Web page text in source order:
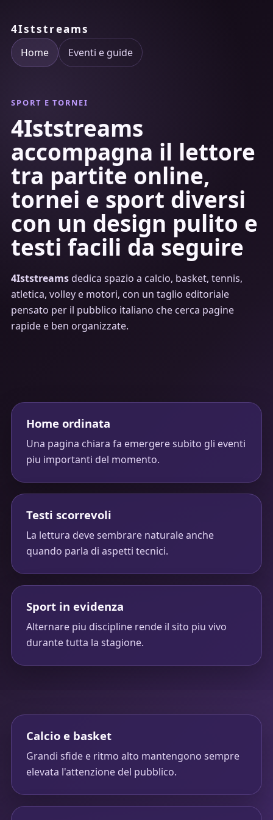
4Iststreams
Home Eventi e guide
SPORT E TORNEI
4Iststreams
accompagna il lettore
tra partite online,
tornei e sport diversi
con un design pulito e
testi facili da seguire
4Iststreamsdedica spazio a calcio, basket, tennis,
atletica, volley e motori, con un taglio editoriale
pensato per il pubblico italiano che cerca pagine
rapide e ben organizzate.
Home ordinata
Una pagina chiara fa emergere subito gli eventi
piu importanti del momento.
Testi scorrevoli
La lettura deve sembrare naturale anche
quando parla di aspetti tecnici.
Sport in evidenza
Alternare piu discipline rende il sito piu vivo
durante tutta la stagione.
Calcio e basket
Grandi sfide e ritmo alto mantengono sempre
elevata l'attenzione del pubblico.